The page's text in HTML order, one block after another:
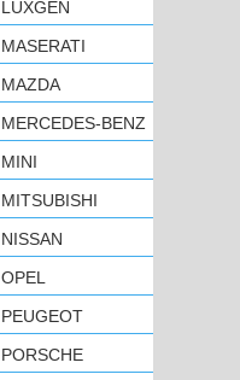
LUXGEN
MASERATI
MAZDA
MERCEDES-BENZ
MINI
MITSUBISHI
NISSAN
OPEL
PEUGEOT
PORSCHE